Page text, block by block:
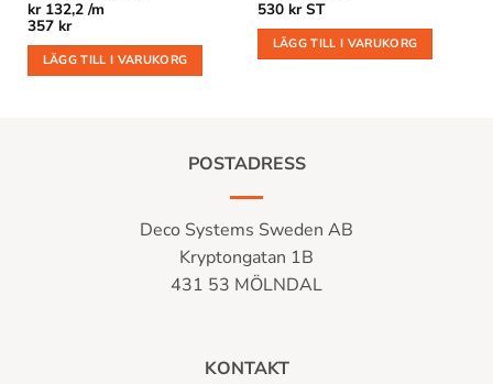
kr132,2 /m
357 kr
LÄGG TILL I VARUKORG
530 kr ST
LÄGG TILL I VARUKORG
POSTADRESS
Deco Systems Sweden AB
Kryptongatan 1B
431 53 MÖLNDAL
KONTAKT